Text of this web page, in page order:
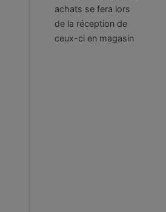
achats se fera lors
de la réception de
ceux-ci en magasin